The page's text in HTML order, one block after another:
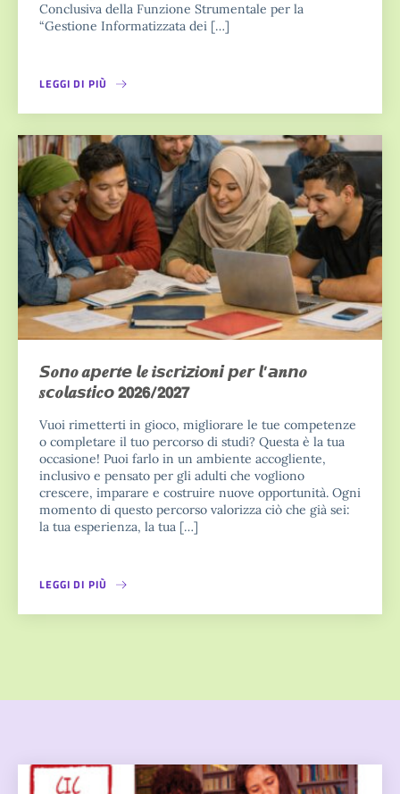
Conclusiva della Funzione Strumentale per la
“Gestione Informatizzata dei […]
LEGGI DI PIÙ
𝙎𝒐𝙣𝒐 𝒂𝙥𝒆𝙧𝒕𝙚 𝙡𝒆 𝒊𝙨𝒄𝙧𝒊𝙯𝒊𝙤𝒏𝙞 𝙥𝒆𝙧 𝙡’𝙖𝒏𝙣𝒐
𝒔𝙘𝒐𝙡𝒂𝙨𝒕𝙞𝒄𝙤 𝟮𝟬𝟮𝟲/𝟮𝟬𝟮𝟳
Vuoi rimetterti in gioco, migliorare le tue competenze
o completare il tuo percorso di studi? Questa è la tua
occasione! Puoi farlo in un ambiente accogliente,
inclusivo e pensato per gli adulti che vogliono
crescere, imparare e costruire nuove opportunità. Ogni
momento di questo percorso valorizza ciò che già sei:
la tua esperienza, la tua […]
LEGGI DI PIÙ